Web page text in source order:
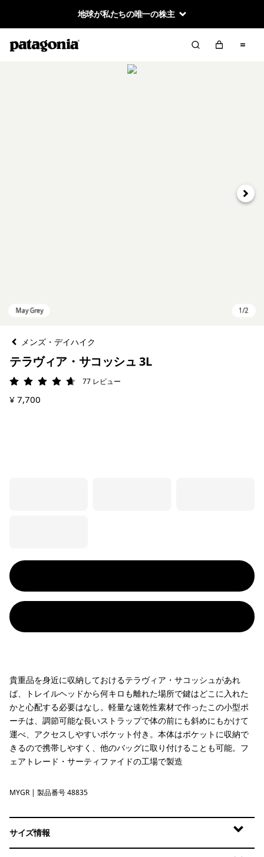
地球が私たちの唯一の株主
次へ
メンズ・デイハイク
テラヴィア・サコッシュ 3L
評価: 4.7 / 5
77 レビュー
¥ 7,700
貴重品を身近に収納しておけるテラヴィア・サコッシュがあれ
ば、トレイルヘッドから何キロも離れた場所で鍵はどこに入れた
かと心配する必要はなし。軽量な速乾性素材で作ったこの小型ポ
ーチは、調節可能な長いストラップで体の前にも斜めにもかけて
運べ、アクセスしやすいポケット付き。本体はポケットに収納で
きるので携帯しやすく、他のバッグに取り付けることも可能。フ
ェアトレード・サーティファイドの工場で製造
May Grey
MYGR | 製品番号 48835
サイズ情報